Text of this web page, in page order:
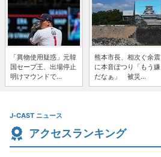
「異物使用疑惑」元韓
国セーブ王、出場停止
明けマウンドで...
熊本市長、相次ぐ余震
に本音ぽつり「もう嫌
だなぁ」 被災...
J-CAST ニュース
アクセスランキング